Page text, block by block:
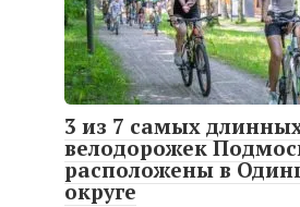
3 из 7 самых
велодорожек
расположены в
округе